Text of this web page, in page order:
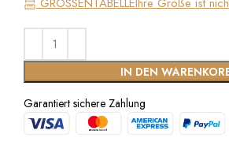
IN DEN
Garantiert sichere Zahlung